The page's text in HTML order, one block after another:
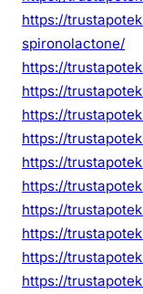
https://
spironolactone/
https://
https://
https://
https://
https://
https://
https://
https://
https://
https://